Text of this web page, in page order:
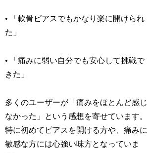
• 「軟骨ピアスでもかなり楽に開けられ
た」
• 「痛みに弱い自分でも安心して挑戦で
きた」
多くのユーザーが「痛みをほとんど感じ
なかった 」という感想を寄せています。
特に初めてピアスを開ける方や、痛みに
敏感な方には心強い味方となっていま